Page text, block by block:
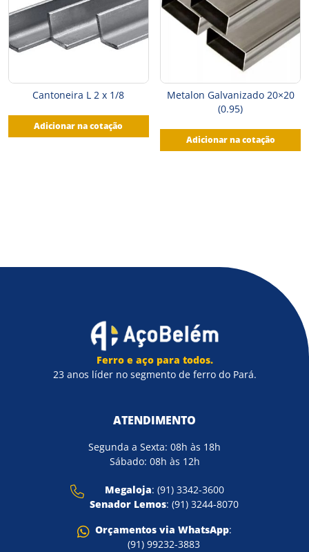
Cantoneira L 2 x 1/8
Adicionar na cotação
Metalon Galvanizado 20×20
(0.95)
Adicionar na cotação
Ferro e aço para todos.
23 anos líder no segmento de ferro do Pará.
ATENDIMENTO
Segunda a Sexta: 08h às 18h
Sábado: 08h às 12h
Megaloja: (91) 3342-3600
Senador Lemos: (91) 3244-8070
Orçamentos via WhatsApp:
(91) 99232-3883